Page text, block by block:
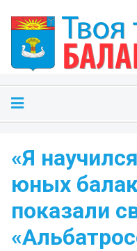
«Я
юных
показали